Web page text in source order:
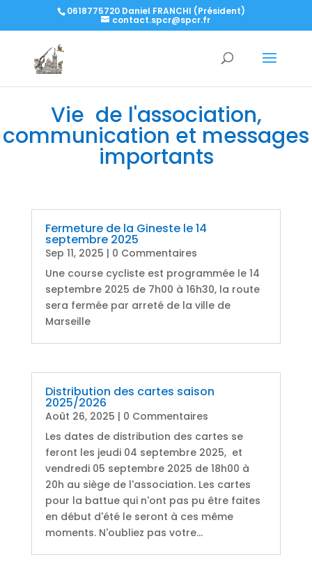
0618775720 Daniel FRANCHI (Président)
contact.spcr@spcr.fr
Vie de l'association,
communication et messages
importants
Fermeture de la Gineste le 14
septembre 2025
Sep 11, 2025 | 0 Commentaires
Une course cycliste est programmée le 14
septembre 2025 de 7h00 à 16h30, la route
sera fermée par arreté de la ville de
Marseille
Distribution des cartes saison
2025/2026
Août 26, 2025 | 0 Commentaires
Les dates de distribution des cartes se
feront les jeudi 04 septembre 2025, et
vendredi 05 septembre 2025 de 18h00 à
20h au siège de l'association. Les cartes
pour la battue qui n'ont pas pu être faites
en début d'été le seront à ces même
moments. N'oubliez pas votre...